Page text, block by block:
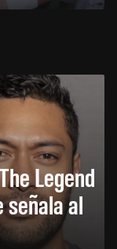
Legend
señala al